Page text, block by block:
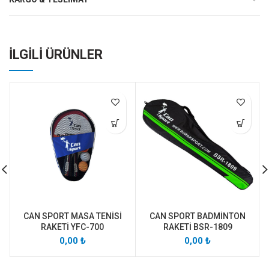
İLGILI ÜRÜNLER
CAN SPORT MASA TENİSİ
RAKETİ YFC-700
0,00 ₺
CAN SPORT BADMİNTON
RAKETİ BSR-1809
0,00₺